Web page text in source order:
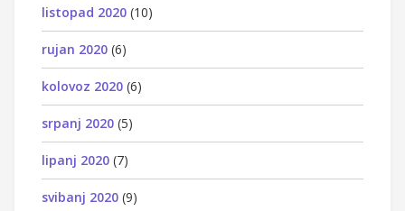
listopad 2020 (10)
rujan 2020 (6)
kolovoz 2020 (6)
srpanj 2020 (5)
lipanj 2020 (7)
svibanj 2020 (9)